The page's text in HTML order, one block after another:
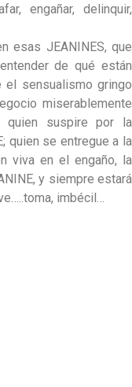
engañar, delinquir,
esas JEANINES, que
de qué están
el sensualismo gringo
miserablemente
quien suspire por la
quien se entregue a la
viva en el engaño, la
y siempre estará
imbécil…